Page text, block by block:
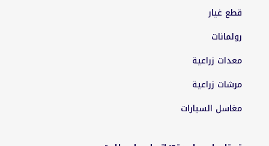
قطع غيار
رولمانات
معدات زراعية
مرشات زراعية
مغاسل السيارات